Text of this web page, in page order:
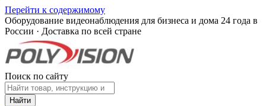
Перейти к содержимому
Оборудование видеонаблюдения для бизнеса и дома 24 года в
России · Доставка по всей стране
Поиск по сайту
Найти